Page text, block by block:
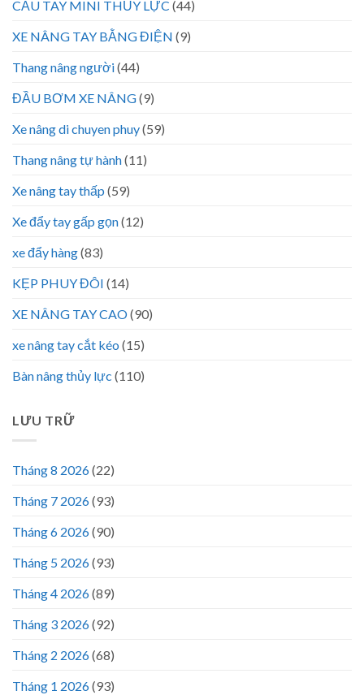
CẨU TAY MINI THỦY LỰC (44)
XE NÂNG TAY BẰNG ĐIỆN (9)
Thang nâng người(44)
ĐẦU BƠM XE NÂNG(9)
Xe nâng di chuyen phuy(59)
Thang nâng tự hành(11)
Xe nâng tay thấp (59)
Xe đẩy tay gấp gọn(12)
xe đẩy hàng(83)
KẸP PHUY ĐÔI (14)
XE NÂNG TAY CAO(90)
xe nâng tay cắt kéo (15)
Bàn nâng thủy lực (110)
LƯU TRỮ
Tháng 8 2026(22)
Tháng 7 2026(93)
Tháng 6 2026(90)
Tháng 5 2026(93)
Tháng 4 2026(89)
Tháng 3 2026(92)
Tháng 2 2026(68)
Tháng 1 2026(93)